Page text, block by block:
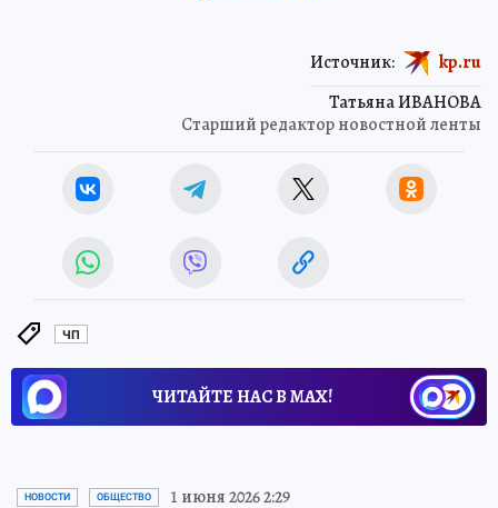
Татьяна ИВАНОВА
Старший редактор новостной ленты
Источник: kp.ru
ЧП
ЧИТАЙТЕ НАС В МАХ!
НОВОСТИ ОБЩЕСТВО 1 июня 2026 2:29